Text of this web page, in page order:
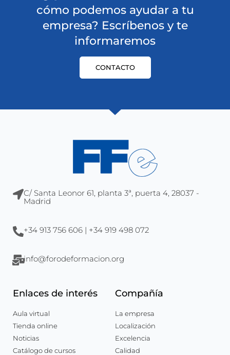
cómo podemos ayudar a tu
empresa? Escríbenos y te
informaremos
CONTACTO
C/ Santa Leonor 61, planta 3ª, puerta 4, 28037 -
Madrid
+34 913 756 606 | +34 919 498 072
info@forodeformacion.org
Enlaces de interés
Aula virtual
Tienda online
Noticias
Catálogo de cursos
Compañía
La empresa
Localización
Excelencia
Calidad